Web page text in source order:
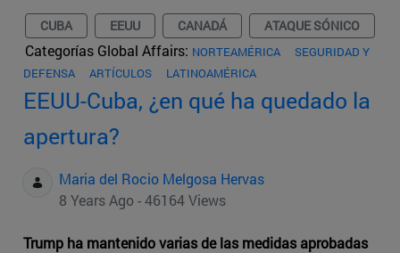
CUBA EEUU CANADÁ ATAQUE SÓNICO
Categorías Global Affairs: NORTEAMÉRICA
SEGURIDAD Y
DEFENSA
ARTÍCULOS LATINOAMÉRICA
EEUU-Cuba, ¿en qué ha quedado la
apertura?
Maria del Rocio Melgosa Hervas
8 Years Ago - 46164 Views
Trump ha mantenido varias de las medidas aprobadas